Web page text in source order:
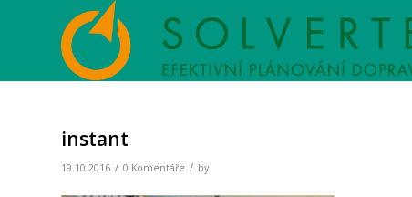
instant
19.10.2016 / 0 Komentáře / by